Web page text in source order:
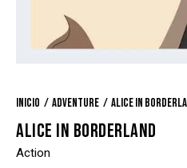
Inicio Adventure Alice in
ALICE IN BORDERLAND
Action